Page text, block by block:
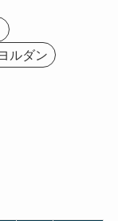
ルダン